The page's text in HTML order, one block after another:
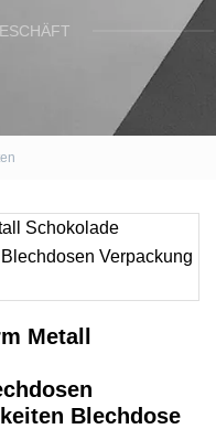
Metall
Blechdose